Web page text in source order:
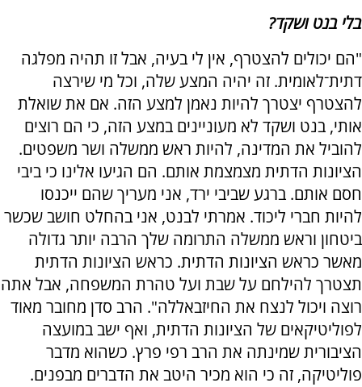
בלי בנט ושקד?
"הם יכולים להצטרף, אין לי בעיה, אבל זו תהיה מפלגה
דתית־לאומית. זה יהיה המצע שלה, וכל מי שירצה
להצטרף יצטרך להיות נאמן למצע הזה. אם את שואלת
אותי, בנט ושקד לא מעוניינים במצע הזה, כי הם רוצים
להוביל את המדינה, להיות ראש ממשלה ושר משפטים.
הציונות הדתית מצמצמת אותם. הם הגיעו אלינו כי ביבי
חסם אותם. ברגע שביבי ירד, אני מעריך שהם ייכנסו
להיות חברי ליכוד. אמרתי לבנט, אני בהחלט חושב שכשר
ביטחון וראש ממשלה התרומה שלך הרבה יותר גדולה
מאשר כראש הציונות הדתית. כראש הציונות הדתית
תצטרך להילחם על שבת ועל טהרת המשפחה, אבל אתה
רוצה ויכול לנצח את החיזבאללה". הרב סדן מחובר מאוד
לפוליטיקאים של הציונות הדתית, ואף ישב במועצה
הציבורית שמינתה את הרב רפי פרץ. כשהוא מדבר
פוליטיקה, זה כי הוא מכיר היטב את הדברים מבפנים.